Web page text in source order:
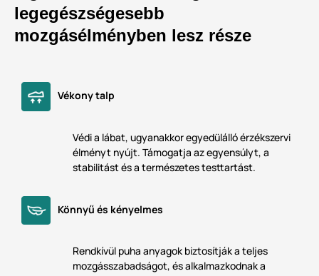
legegészségesebb
mozgásélményben lesz része
Vékony talp
Védi a lábat, ugyanakkor egyedülálló érzékszervi
élményt nyújt. Támogatja az egyensúlyt, a
stabilitást és a természetes testtartást.
Könnyű és kényelmes
Rendkívül puha anyagok biztosítják a teljes
mozgásszabadságot, és alkalmazkodnak a